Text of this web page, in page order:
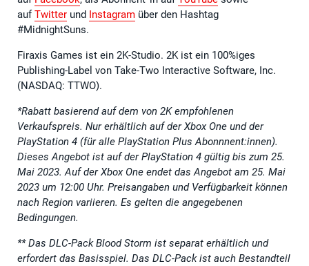
aufTwitter und Instagram über den Hashtag
#MidnightSuns.
Firaxis Games ist ein 2K-Studio. 2K ist ein 100%iges
Publishing-Label von Take-Two Interactive Software, Inc.
(NASDAQ: TTWO).
*Rabatt basierend auf dem von 2K empfohlenen
Verkaufspreis. Nur erhältlich auf der Xbox One und der
PlayStation 4 (für alle PlayStation Plus Abonnnent:innen).
Dieses Angebot ist auf der PlayStation 4 gültig bis zum 25.
Mai 2023. Auf der Xbox One endet das Angebot am 25. Mai
2023 um 12:00 Uhr. Preisangaben und Verfügbarkeit können
nach Region variieren. Es gelten die angegebenen
Bedingungen.
** Das DLC-Pack Blood Storm ist separat erhältlich und
erfordert das Basisspiel. Das DLC-Pack ist auch Bestandteil